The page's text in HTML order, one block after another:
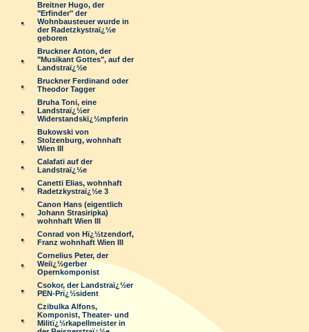
Breitner Hugo, der
"Erfinder" der
Wohnbausteuer wurde in
der Radetzkystraï¿½e
geboren
Bruckner Anton, der
"Musikant Gottes", auf der
Landstraï¿½e
Bruckner Ferdinand oder
Theodor Tagger
Bruha Toni, eine
Landstraï¿½er
Widerstandskï¿½mpferin
Bukowski von
Stolzenburg, wohnhaft
Wien III
Calafati auf der
Landstraï¿½e
Canetti Elias, wohnhaft
Radetzkystraï¿½e 3
Canon Hans (eigentlich
Johann Strasiripka)
wohnhaft Wien III
Conrad von Hï¿½tzendorf,
Franz wohnhaft Wien III
Cornelius Peter, der
Weiï¿½gerber
Opernkomponist
Csokor, der Landstraï¿½er
PEN-Prï¿½sident
Czibulka Alfons,
Komponist, Theater- und
Militï¿½rkapellmeister in